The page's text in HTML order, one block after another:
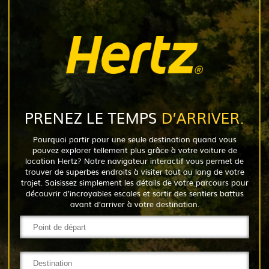
PRENEZ LE TEMPSD’ARRIVER.
Pourquoi partir pour une seule destination quand vous
pouvez explorer tellement plus grâce à votre voiture de
location Hertz? Notre navigateur interactif vous permet de
trouver de superbes endroits à visiter tout au long de votre
trajet. Saisissez simplement les détails de votre parcours pour
découvrir d’incroyables escales et sortir des sentiers battus
avant d’arriver à votre destination.
Parc d'attraction
Galerie d'Art
Boulangerie